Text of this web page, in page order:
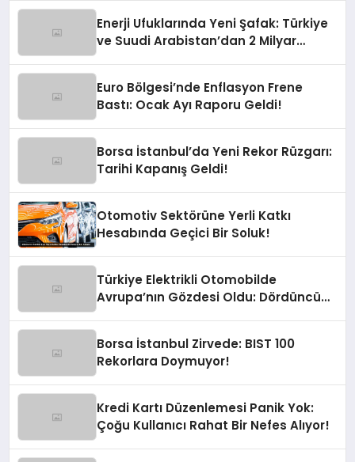
Enerji Ufuklarında Yeni Şafak: Türkiye
ve Suudi Arabistan’dan 2 Milyar
Euro Bölgesi’nde Enflasyon Frene
Bastı: Ocak Ayı Raporu Geldi!
Borsa İstanbul’da Yeni Rekor Rüzgarı:
Tarihi Kapanış Geldi!
Otomotiv Sektörüne Yerli Katkı
Hesabında Geçici Bir Soluk!
Türkiye Elektrikli Otomobilde
Avrupa’nın Gözdesi Oldu: Dördüncü
Borsa İstanbul Zirvede: BIST 100
Rekorlara Doymuyor!
Kredi Kartı Düzenlemesi Panik Yok:
Çoğu Kullanıcı Rahat Bir Nefes Alıyor!